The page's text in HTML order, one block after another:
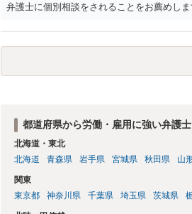
弁護士に個別相談をされることをお薦めしま
都道府県から労働・雇用に強い弁護
北海道・東北
北海道
青森県 岩手県 宮城県 秋田県 山
関東
東京都
神奈川県 千葉県 埼玉県 茨城県